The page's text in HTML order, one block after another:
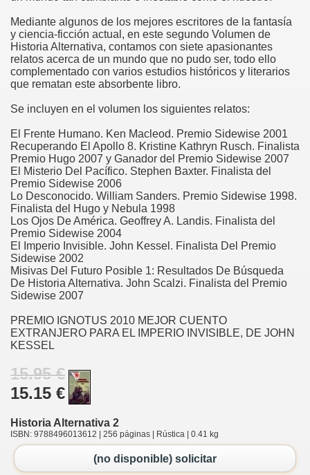
Mediante algunos de los mejores escritores de la fantasía
y ciencia-ficción actual, en este segundo Volumen de
Historia Alternativa, contamos con siete apasionantes
relatos acerca de un mundo que no pudo ser, todo ello
complementado con varios estudios históricos y literarios
que rematan este absorbente libro.
Se incluyen en el volumen los siguientes relatos:
El Frente Humano. Ken Macleod. Premio Sidewise 2001
Recuperando El Apollo 8. Kristine Kathryn Rusch. Finalista
Premio Hugo 2007 y Ganador del Premio Sidewise 2007
El Misterio Del Pacífico. Stephen Baxter. Finalista del
Premio Sidewise 2006
Lo Desconocido. William Sanders. Premio Sidewise 1998.
Finalista del Hugo y Nebula 1998
Los Ojos De América. Geoffrey A. Landis. Finalista del
Premio Sidewise 2004
El Imperio Invisible. John Kessel. Finalista Del Premio
Sidewise 2002
Misivas Del Futuro Posible 1: Resultados De Búsqueda
De Historia Alternativa. John Scalzi. Finalista del Premio
Sidewise 2007
PREMIO IGNOTUS 2010 MEJOR CUENTO
EXTRANJERO PARA EL IMPERIO INVISIBLE, DE JOHN
KESSEL
15.95 €
15.15 €
Historia Alternativa 2
ISBN: 9788496013612 | 256 páginas | Rústica | 0.41 kg
(no disponible) solicitar